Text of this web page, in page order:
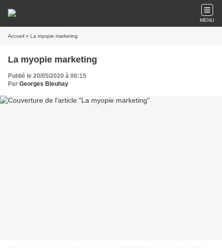
MENU
Accueil » La myopie marketing
La myopie marketing
Publié le 20/05/2020 à 06:15
Par Georges Bleuhay